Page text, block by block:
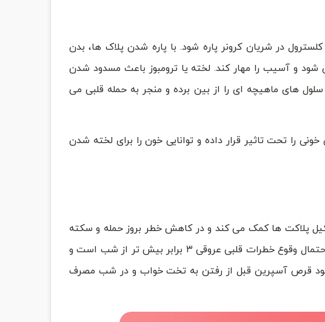
در شریان کرونر پاره شود. با پاره شدن پلاک ها، بدن
و آسیب را مهار کند. لخته یا ترومبوز باعث مسدود شدن
های ماهیچه ای را از بین برده و منجر به حمله قلبی می
را تحت تاثیر قرار داده و توانایی خون را برای لخته شدن
پلاکت ها کمک می کند و در کاهش خطر بروز حمله و سکته
قلبی موثر است. طبق مطالعات انجام شده توسط پزشکان، در ساعات صبح احتمال وقوع خطرات قلبی عروقی ۳ برابر بیش تر از شب است و
قرص آسپرین قبل از رفتن به تخت خواب و در شب مصرف